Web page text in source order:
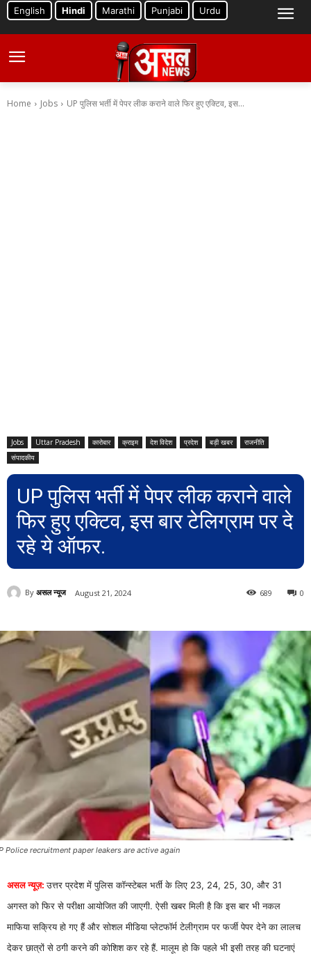
English Hindi Marathi Punjabi Urdu
Home Jobs UP पुलिस भर्ती में पेपर लीक कराने वाले फिर हुए एक्टिव, इस...
Jobs Uttar Pradesh कारोबार क्राइम देश विदेश प्रदेश बड़ी खबर
राजनीति
संपादकीय
UP पुलिस भर्ती में पेपर लीक कराने वाले
फिर हुए एक्टिव, इस बार टेलिग्राम पर दे
रहे ये ऑफर.
By असल न्यूज August 21, 2024 0
689
Police recruitment paper leakers are active again
असल न्यूज़: उत्तर प्रदेश में पुलिस कॉन्स्टेबल भर्ती के लिए 23, 24, 25, 30, और 31
अगस्त को फिर से परीक्षा आयोजित की जाएगी. ऐसी खबर मिली है कि इस बार भी नकल
माफिया सक्रिय हो गए हैं और सोशल मीडिया प्लेटफॉर्म टेलीग्राम पर फर्जी पेपर देने का लालच
देकर छात्रों से ठगी करने की कोशिश कर रहे हैं. मालूम हो कि पहले भी इसी तरह की घटनाएं